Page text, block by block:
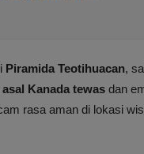
Piramida Teotihuacan,
Kanada tewas dan
rasa aman di lokasi